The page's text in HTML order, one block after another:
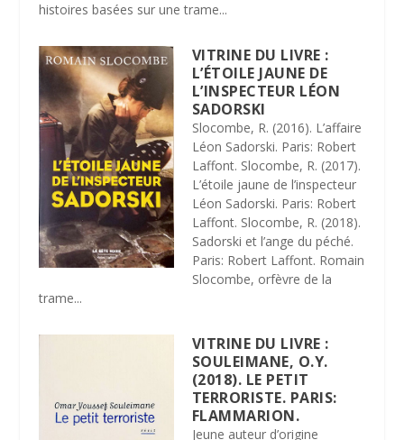
histoires basées sur une trame...
VITRINE DU LIVRE :
L’ÉTOILE JAUNE DE
L’INSPECTEUR LÉON
SADORSKI
Slocombe, R. (2016). L’affaire
Léon Sadorski. Paris: Robert
Laffont. Slocombe, R. (2017).
L’étoile jaune de l’inspecteur
Léon Sadorski. Paris: Robert
Laffont. Slocombe, R. (2018).
Sadorski et l’ange du péché.
Paris: Robert Laffont. Romain
Slocombe, orfèvre de la
trame...
VITRINE DU LIVRE :
SOULEIMANE, O.Y.
(2018). LE PETIT
TERRORISTE. PARIS:
FLAMMARION.
Jeune auteur d’origine